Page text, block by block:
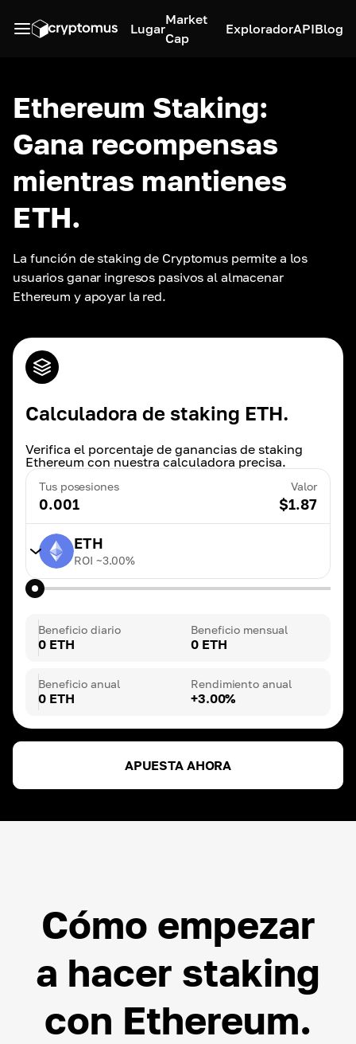
Lugar
Market
Cap
ExploradorAPIBlog
Ethereum Staking:
Gana recompensas
mientras mantienes
ETH.
La función de staking de Cryptomus permite a los
usuarios ganar ingresos pasivos al almacenar
Ethereum y apoyar la red.
Calculadora de staking ETH.
Verifica el porcentaje de ganancias de staking
Ethereum con nuestra calculadora precisa.
Tus posesiones
0.001
Valor
$1.87
ETH
ROI ~3.00%
ROI ~3.00%
USDT
Beneficio diario
0 ETH
Beneficio mensual
0 ETH
Beneficio anual
0 ETH
Rendimiento anual
+3.00%
APUESTA AHORA
Cómo empezar
a hacer staking
con Ethereum.